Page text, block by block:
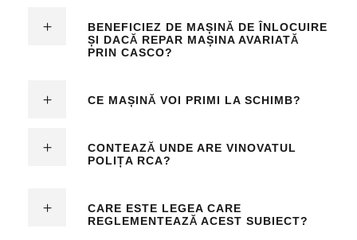
BENEFICIEZ DE MAȘINĂ DE ÎNLOCUIRE
ȘI DACĂ REPAR MAȘINA AVARIATĂ
PRIN CASCO?
CE MAȘINĂ VOI PRIMI LA SCHIMB?
CONTEAZĂ UNDE ARE VINOVATUL
POLIȚA RCA?
CARE ESTE LEGEA CARE
REGLEMENTEAZĂ ACEST SUBIECT?